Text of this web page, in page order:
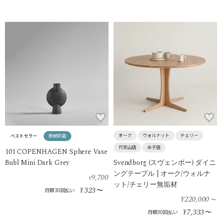
ベストセラー 即納可能
101 COPENHAGEN Sphere Vase
Bubl Mini Dark Grey
¥9,700
月額30回払い ¥323〜
オーク ウォルナット
チェリー
代官山店
米子店
Svendborg (スヴェンボー) ダイニ
ングテーブル | オーク/ウォルナ
ット/チェリー無垢材
¥220,000～
月額30回払い ¥7,333〜